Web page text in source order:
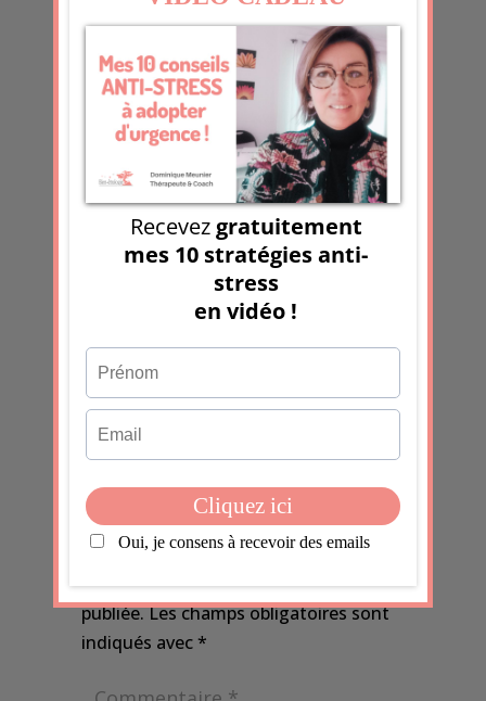
me souviens de quelques-unes de mes
copines de collège puis de lycée. Je me
souviens de cette relation si particulière
que nous...
Et si tout n’était pas sous contrôle ?
FacebookLinkedInEmailWhatsAppEt si
tout n’était pas sous contrôle ? Je ne veux
pas vous affoler avec ce titre ! D’ailleurs
mon propos ne concerne pas le COVID-
19. Que l’on soit bien...
0 commentaires
Soumettre un commentaire
Votre adresse e-mail ne sera pas
publiée.Les champs obligatoires sont
indiqués avec*